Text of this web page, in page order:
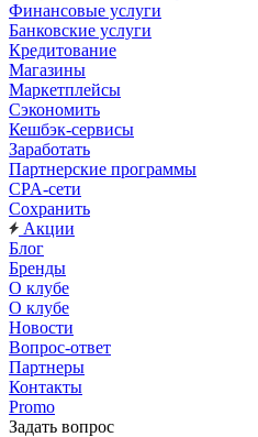
Финансовые услуги
Банковские услуги
Кредитование
Магазины
Маркетплейсы
Сэкономить
Кешбэк-сервисы
Заработать
Партнерские программы
CPA-сети
Сохранить
Акции
Блог
Бренды
О клубе
О клубе
Новости
Вопрос-ответ
Партнеры
Контакты
Promo
Задать вопрос